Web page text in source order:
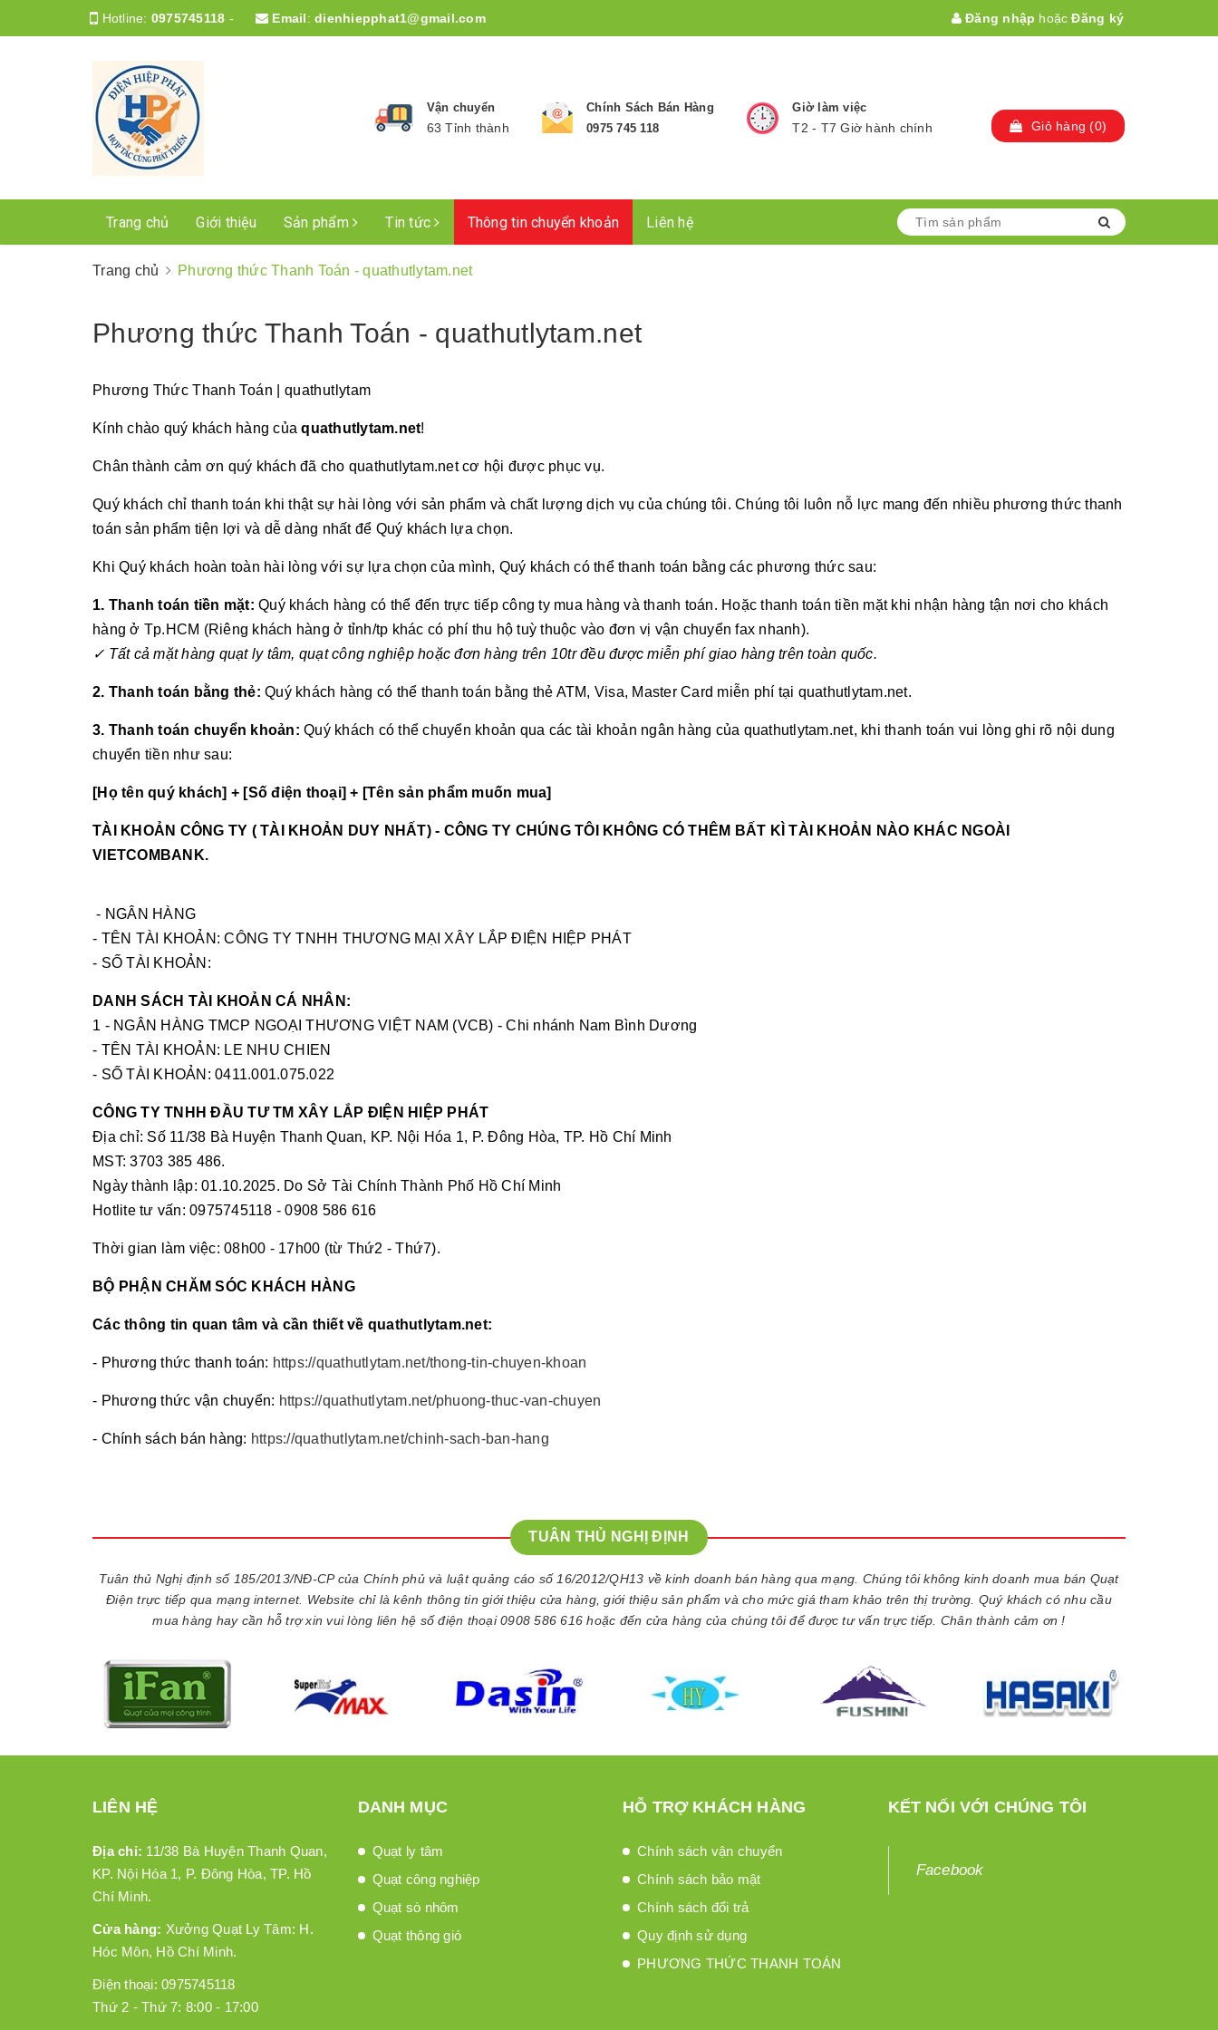
Hotline: 0975745118 - Email: dienhiepphat1@gmail.com Đăng nhập hoặc Đăng ký
Vận chuyển
63 Tỉnh thành
Chính Sách Bán Hàng
0975 745 118
Giờ làm việc
T2 - T7 Giờ hành chính Giỏ hàng (0)
Trang chủ Giới thiệu Sản phẩm Tin tức Thông tin chuyển khoản Liên hệ
Trang chủ Phương thức Thanh Toán - quathutlytam.net
Phương thức Thanh Toán - quathutlytam.net
Phương Thức Thanh Toán | quathutlytam
Kính chào quý khách hàng củaquathutlytam.net!
Chân thành cảm ơn quý khách đã cho quathutlytam.net cơ hội được phục vụ.
Quý khách chỉ thanh toán khi thật sự hài lòng với sản phẩm và chất lượng dịch vụ của chúng tôi. Chúng tôi luôn nỗ lực mang đến nhiều phương thức thanh
toán sản phẩm tiện lợi và dễ dàng nhất để Quý khách lựa chọn.
Khi Quý khách hoàn toàn hài lòng với sự lựa chọn của mình, Quý khách có thể thanh toán bằng các phương thức sau:
1. Thanh toán tiền mặt: Quý khách hàng có thể đến trực tiếp công ty mua hàng và thanh toán. Hoặc thanh toán tiền mặt khi nhận hàng tận nơi cho khách
hàng ở Tp.HCM (Riêng khách hàng ở tỉnh/tp khác có phí thu hộ tuỳ thuộc vào đơn vị vận chuyển fax nhanh).
✓ Tất cả mặt hàng quạt ly tâm, quạt công nghiệp hoặc đơn hàng trên 10tr đều được miễn phí giao hàng trên toàn quốc.
2. Thanh toán bằng thẻ: Quý khách hàng có thể thanh toán bằng thẻ ATM, Visa, Master Card miễn phí tại quathutlytam.net.
3. Thanh toán chuyển khoản: Quý khách có thể chuyển khoản qua các tài khoản ngân hàng của quathutlytam.net, khi thanh toán vui lòng ghi rõ nội dung
chuyển tiền như sau:
[Họ tên quý khách] + [Số điện thoại] + [Tên sản phẩm muốn mua]
TÀI KHOẢN CÔNG TY ( TÀI KHOẢN DUY NHẤT) - CÔNG TY CHÚNG TÔI KHÔNG CÓ THÊM BẤT KÌ TÀI KHOẢN NÀO KHÁC NGOÀI
VIETCOMBANK.
- NGÂN HÀNG
- TÊN TÀI KHOẢN: CÔNG TY TNHH THƯƠNG MẠI XÂY LẮP ĐIỆN HIỆP PHÁT
- SỐ TÀI KHOẢN:
DANH SÁCH TÀI KHOẢN CÁ NHÂN:
1 - NGÂN HÀNG TMCP NGOẠI THƯƠNG VIỆT NAM (VCB) - Chi nhánh Nam Bình Dương
- TÊN TÀI KHOẢN: LE NHU CHIEN
- SỐ TÀI KHOẢN: 0411.001.075.022
CÔNG TY TNHH ĐẦU TƯ TM XÂY LẮP ĐIỆN HIỆP PHÁT
Địa chỉ: Số 11/38 Bà Huyện Thanh Quan, KP. Nội Hóa 1, P. Đông Hòa, TP. Hồ Chí Minh
MST: 3703 385 486.
Ngày thành lập: 01.10.2025. Do Sở Tài Chính Thành Phố Hồ Chí Minh
Hotlite tư vấn: 0975745118 - 0908 586 616
Thời gian làm việc: 08h00 - 17h00 (từ Thứ2 - Thứ7).
BỘ PHẬN CHĂM SÓC KHÁCH HÀNG
Các thông tin quan tâm và cần thiết về quathutlytam.net:
- Phương thức thanh toán: https://quathutlytam.net/thong-tin-chuyen-khoan
- Phương thức vận chuyển: https://quathutlytam.net/phuong-thuc-van-chuyen
- Chính sách bán hàng: https://quathutlytam.net/chinh-sach-ban-hang
TUÂN THỦ NGHỊ ĐỊNH
Tuân thủ Nghị định số 185/2013/NĐ-CP của Chính phủ và luật quảng cáo số 16/2012/QH13 về kinh doanh bán hàng qua mạng. Chúng tôi không kinh doanh mua bán Quạt
Điện trực tiếp qua mạng internet. Website chỉ là kênh thông tin giới thiệu cửa hàng, giới thiệu sản phẩm và cho mức giá tham khảo trên thị trường. Quý khách có nhu cầu
mua hàng hay cần hỗ trợ xin vui lòng liên hệ số điện thoại 0908 586 616 hoặc đến cửa hàng của chúng tôi để được tư vấn trực tiếp. Chân thành cảm ơn !
LIÊN HỆ
Địa chỉ: 11/38 Bà Huyện Thanh Quan,
KP. Nội Hóa 1, P. Đông Hòa, TP. Hồ
Chí Minh.
Cửa hàng: Xưởng Quạt Ly Tâm: H.
Hóc Môn, Hồ Chí Minh.
Điện thoại: 0975745118
Thứ 2 - Thứ 7: 8:00 - 17:00
DANH MỤC
Quạt ly tâm
Quạt công nghiệp
Quạt sò nhôm
Quạt thông gió
HỖ TRỢ KHÁCH HÀNG
Chính sách vận chuyển
Chính sách bảo mật
Chính sách đổi trả
Quy định sử dụng
PHƯƠNG THỨC THANH TOÁN
KẾT NỐI VỚI CHÚNG TÔI
Facebook